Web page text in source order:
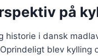
på
historie i dansk
blev